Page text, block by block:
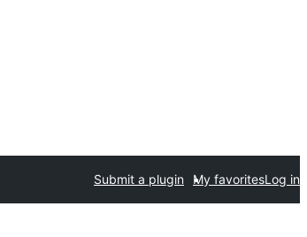
Submit a plugin My favoritesLog in